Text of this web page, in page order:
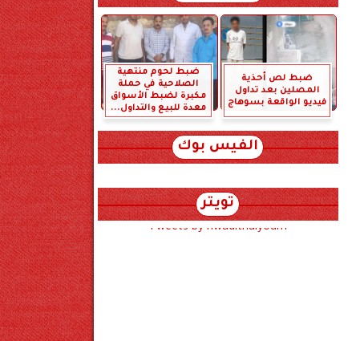
ضبط لص أحذية
المصلين بعد تداول
فيديو الواقعة بسوهاج
ضبط لحوم منتهية
الصلاحية في حملة
مكبرة لضبط الأسواق
معدة للبيع والتداول...
الفيس بوك
تويتر
Tweets by hwadithalyoum